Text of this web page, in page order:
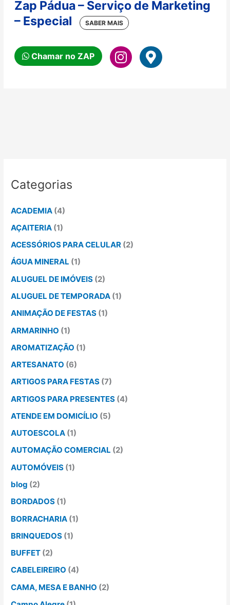
Zap Pádua – Serviço de Marketing
– Especial
Chamar no ZAP
Categorias
ACADEMIA (4)
AÇAITERIA (1)
ACESSÓRIOS PARA CELULAR (2)
ÁGUA MINERAL (1)
ALUGUEL DE IMÓVEIS (2)
ALUGUEL DE TEMPORADA (1)
ANIMAÇÃO DE FESTAS (1)
ARMARINHO (1)
AROMATIZAÇÃO (1)
ARTESANATO (6)
ARTIGOS PARA FESTAS (7)
ARTIGOS PARA PRESENTES (4)
ATENDE EM DOMICÍLIO (5)
AUTOESCOLA (1)
AUTOMAÇÃO COMERCIAL (2)
AUTOMÓVEIS (1)
blog (2)
BORDADOS (1)
BORRACHARIA (1)
BRINQUEDOS (1)
BUFFET (2)
CABELEIREIRO (4)
CAMA, MESA E BANHO (2)